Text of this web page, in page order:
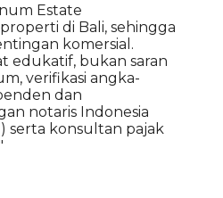
Estate
di Bali, sehingga
komersial.
edukatif, bukan saran
verifikasi angka-
dan
notaris Indonesia
serta konsultan pajak